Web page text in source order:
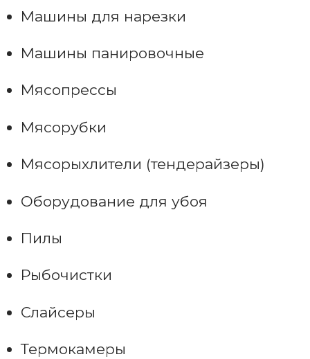
Машины для нарезки
Машины панировочные
Мясопрессы
Мясорубки
Мясорыхлители (тендерайзеры)
Оборудование для убоя
Пилы
Рыбочистки
Слайсеры
Термокамеры